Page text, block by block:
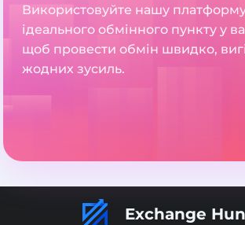
Використовуйте нашу
ідеального обмінного пункту у
щоб провести обмін швидко,
жодних зусиль.
Exchange